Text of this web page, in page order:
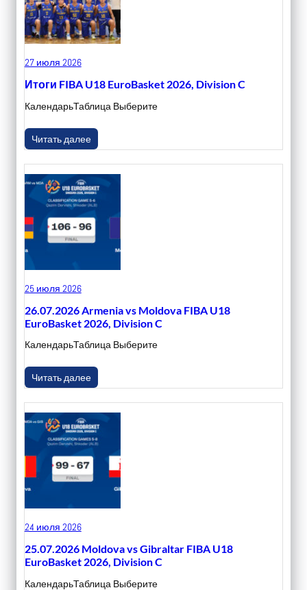
27 июля 2026
Итоги FIBA U18 EuroBasket 2026, Division C
КалендарьТаблица Выберите
Читать далее
25 июля 2026
26.07.2026 Armenia vs Moldova FIBA U18
EuroBasket 2026, Division C
КалендарьТаблица Выберите
Читать далее
24 июля 2026
25.07.2026 Moldova vs Gibraltar FIBA U18
EuroBasket 2026, Division C
КалендарьТаблица Выберите